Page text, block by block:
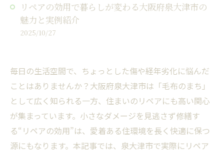
リペアの効用で暮らしが変わる大阪府泉大津市の
魅力と実例紹介
2025/10/27
毎日の生活空間で、ちょっとした傷や経年劣化に悩んだ
ことはありませんか？大阪府泉大津市は「毛布のまち」
として広く知られる一方、住まいのリペアにも高い関心
が集まっています。小さなダメージを見逃さず修繕す
る“リペアの効用”は、愛着ある住環境を長く快適に保つ
源にもなります。本記事では、泉大津市で実際にリペア